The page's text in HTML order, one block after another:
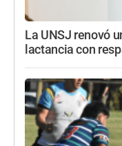
La UNSJ renovó
lactancia con